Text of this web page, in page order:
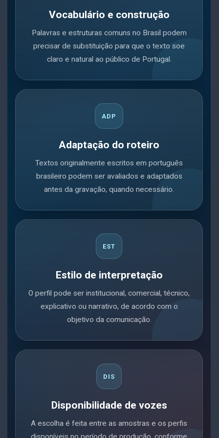
Vocabulário e construção
Palavras e estruturas comuns no Brasil podem
precisar de substituição para que o texto soe
claro e natural ao público de Portugal.
ADP
Adaptação do roteiro
Textos originalmente escritos em português
brasileiro podem ser avaliados e adaptados
antes da gravação, quando necessário.
EST
Estilo de interpretação
O perfil pode ser institucional, comercial, técnico,
explicativo ou narrativo, de acordo com o
objetivo da comunicação.
DIS
Disponibilidade de vozes
A escolha é feita entre as amostras e os perfis